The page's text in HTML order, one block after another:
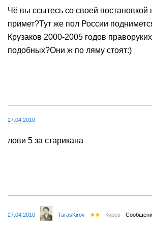
Чё вы ссытесь со своей постановкой
примет?Тут же пол России
Крузаков 2000-2005 годов
подобных?Они ж по ляму стоят:)
27.04.2010
лови 5 за старикана
27.04.2010 TarasKirov Киров